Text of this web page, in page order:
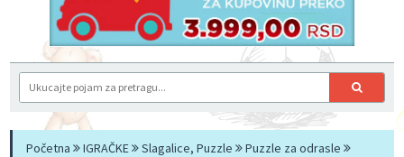
Početna IGRAČKE Slagalice, Puzzle
Puzzle za odrasle